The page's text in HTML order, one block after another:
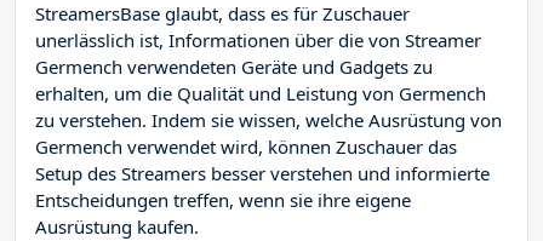
StreamersBase glaubt, dass es für Zuschauer
unerlässlich ist, Informationen über die von Streamer
Germench verwendeten Geräte und Gadgets zu
erhalten, um die Qualität und Leistung von Germench
zu verstehen. Indem sie wissen, welche Ausrüstung von
Germench verwendet wird, können Zuschauer das
Setup des Streamers besser verstehen und informierte
Entscheidungen treffen, wenn sie ihre eigene
Ausrüstung kaufen.